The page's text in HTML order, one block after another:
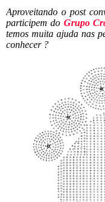
Aproveitando o post
participem do Grupo
temos muita ajuda nas
conhecer ?